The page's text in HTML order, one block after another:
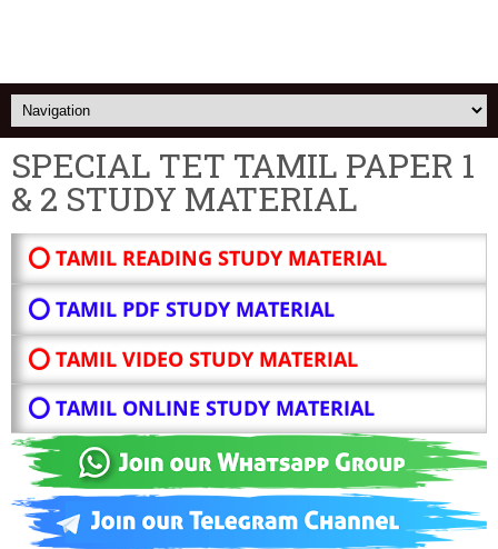
SPECIAL TET TAMIL PAPER 1
& 2 STUDY MATERIAL
⭕ TAMIL READING STUDY MATERIAL
⭕ TAMIL PDF STUDY MATERIAL
⭕ TAMIL VIDEO STUDY MATERIAL
⭕ TAMIL ONLINE STUDY MATERIAL